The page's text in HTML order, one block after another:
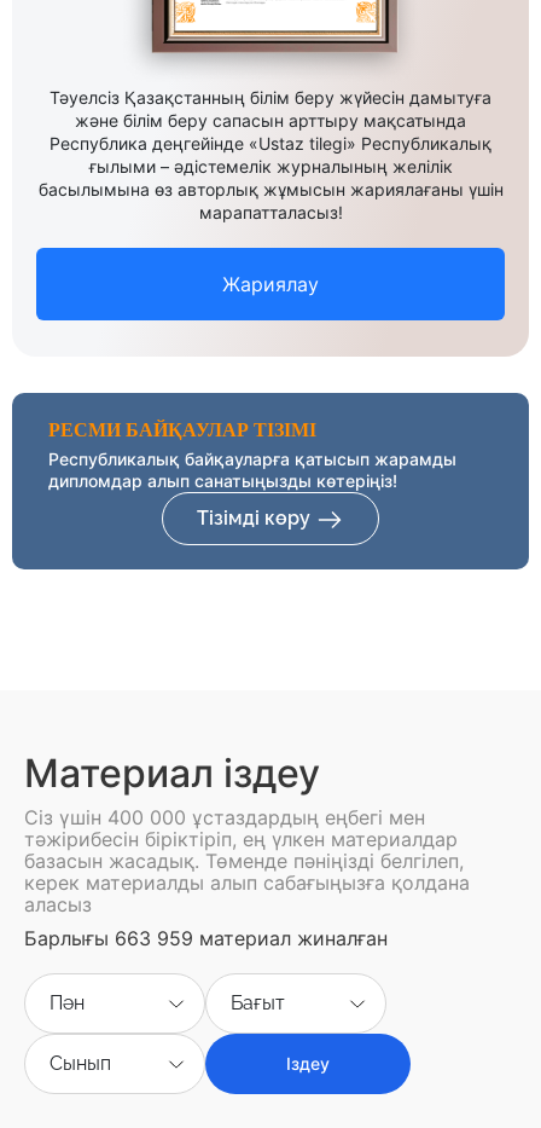
Тәуелсіз Қазақстанның білім беру жүйесін дамытуға
және білім беру сапасын арттыру мақсатында
Республика деңгейінде «Ustaz tilegi» Республикалық
ғылыми – әдістемелік журналының желілік
басылымына өз авторлық жұмысын жариялағаны үшін
марапатталасыз!
Жариялау
РЕСМИ БАЙҚАУЛАР ТІЗІМІ
Республикалық байқауларға қатысып жарамды
дипломдар алып санатыңызды көтеріңіз!
Тізімді көру
Материал іздеу
Сіз үшін 400 000 ұстаздардың еңбегі мен
тәжірибесін біріктіріп, ең үлкен материалдар
базасын жасадық. Төменде пәніңізді белгілеп,
керек материалды алып сабағыңызға қолдана
аласыз
Барлығы 663 959 материал жиналған
Пән Бағыт
Сынып Іздеу